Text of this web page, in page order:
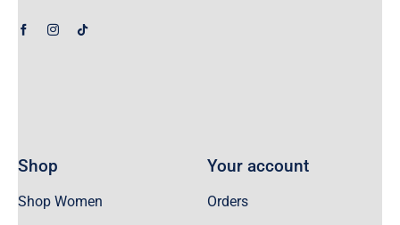
Shop
Shop Women
Your account
Orders